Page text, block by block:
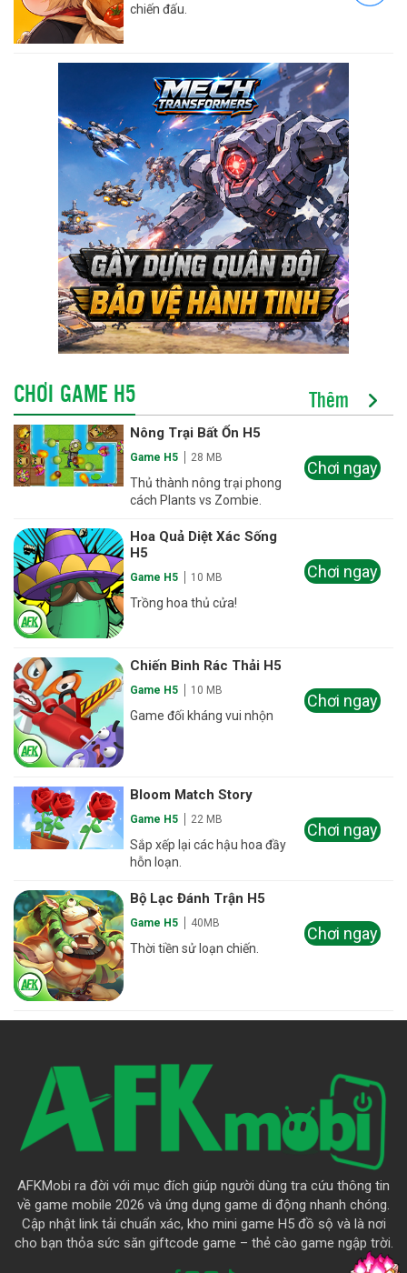
chiến đấu.
CHƠI GAME H5 Thêm
Nông Trại Bất Ổn H5
Game H5 28 MB
Thủ thành nông trại phong
cách Plants vs Zombie.
Chơi ngay
Hoa Quả Diệt Xác Sống
H5
Game H5 10 MB
Trồng hoa thủ cửa!
Chơi ngay
Chiến Binh Rác Thải H5
Game H5 10 MB
Game đối kháng vui nhộn
Chơi ngay
Bloom Match Story
Game H5 22 MB
Sắp xếp lại các hậu hoa đầy
hỗn loạn.
Chơi ngay
Bộ Lạc Đánh Trận H5
Game H5 40MB
Thời tiền sử loạn chiến.
Chơi ngay
AFKMobi ra đời với mục đích giúp người dùng tra cứu thông tin
về game mobile 2026 và ứng dụng game di động nhanh chóng.
Cập nhật link tải chuẩn xác, kho mini game H5 đồ sộ và là nơi
cho bạn thỏa sức săn giftcode game – thẻ cào game ngập trời.